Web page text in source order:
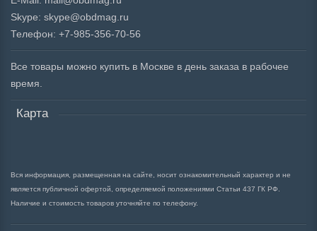
Skype: skype@obdmag.ru
Телефон: +7-985-356-70-56
Все товары можно купить в Москве в день заказа в рабочее
время.
Карта
Вся информация, размещенная на сайте, носит ознакомительный характер и не
является публичной офертой, определяемой положениями Статьи 437 ГК РФ.
Наличие и стоимость товаров уточняйте по телефону.